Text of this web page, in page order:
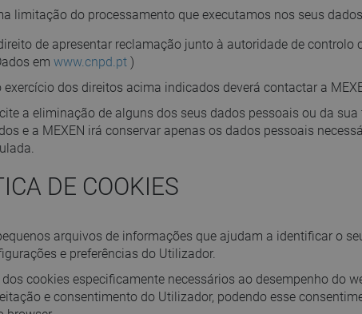
limitação do processamento que executamos nos seus
de apresentar reclamação junto à autoridade de
em www.cnpd.pt )
exercício dos direitos acima indicados deverá contactar a
a eliminação de alguns dos seus dados pessoais ou da
e a MEXEN irá conservar apenas os dados pessoais
DE COOKIES
arquivos de informações que ajudam a identificar o
e preferências do Utilizador.
cookies especificamente necessários ao desempenho do
e consentimento do Utilizador, podendo esse